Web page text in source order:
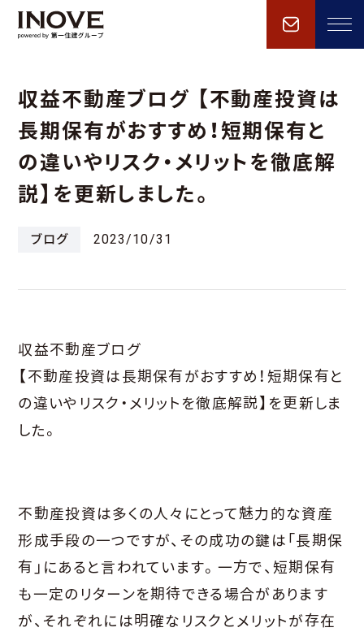
収益不動産ブログ 【不動産投資は
長期保有がおすすめ！短期保有と
の違いやリスク・メリットを徹底解
説】を更新しました。
ブログ 2023/10/31
収益不動産ブログ
【不動産投資は長期保有がおすすめ！短期保有と
の違いやリスク・メリットを徹底解説】を更新しま
した。
不動産投資は多くの人々にとって魅力的な資産
形成手段の一つですが、その成功の鍵は「長期保
有」にあると言われています。一方で、短期保有
も一定のリターンを期待できる場合があります
が、それぞれには明確なリスクとメリットが存在